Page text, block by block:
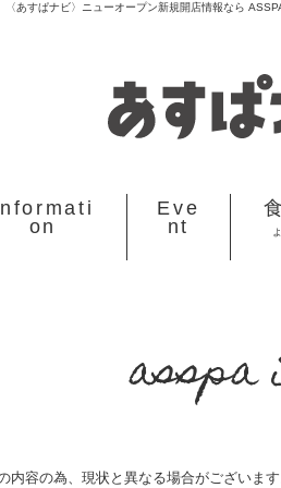
〈あすぱナビ〉ニューオープン新規開店情報なら
on
Eve
nt
食
内容の為、現状と異なる場合がございます